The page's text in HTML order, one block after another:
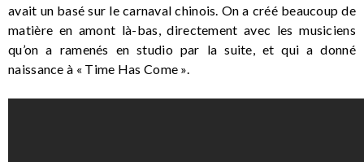
avait un basé sur le carnaval chinois. On a créé beaucoup de
matière en amont là-bas, directement avec les musiciens
qu’on a ramenés en studio par la suite, et qui a donné
naissance à « Time Has Come ».